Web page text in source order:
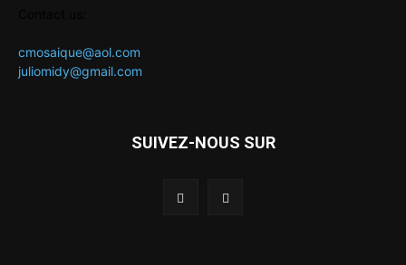
cmosaique@aol.com
juliomidy@gmail.com
SUIVEZ-NOUS SUR